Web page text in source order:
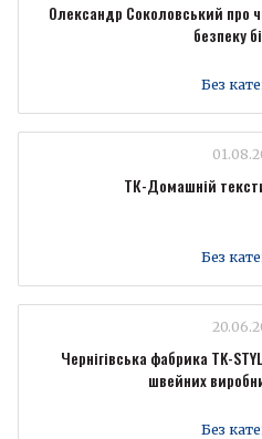
Олександр Соколовський про
безпеку
Без
ТК-Домашній
Без
Чернігівська фабрика TK-
швейних
Без